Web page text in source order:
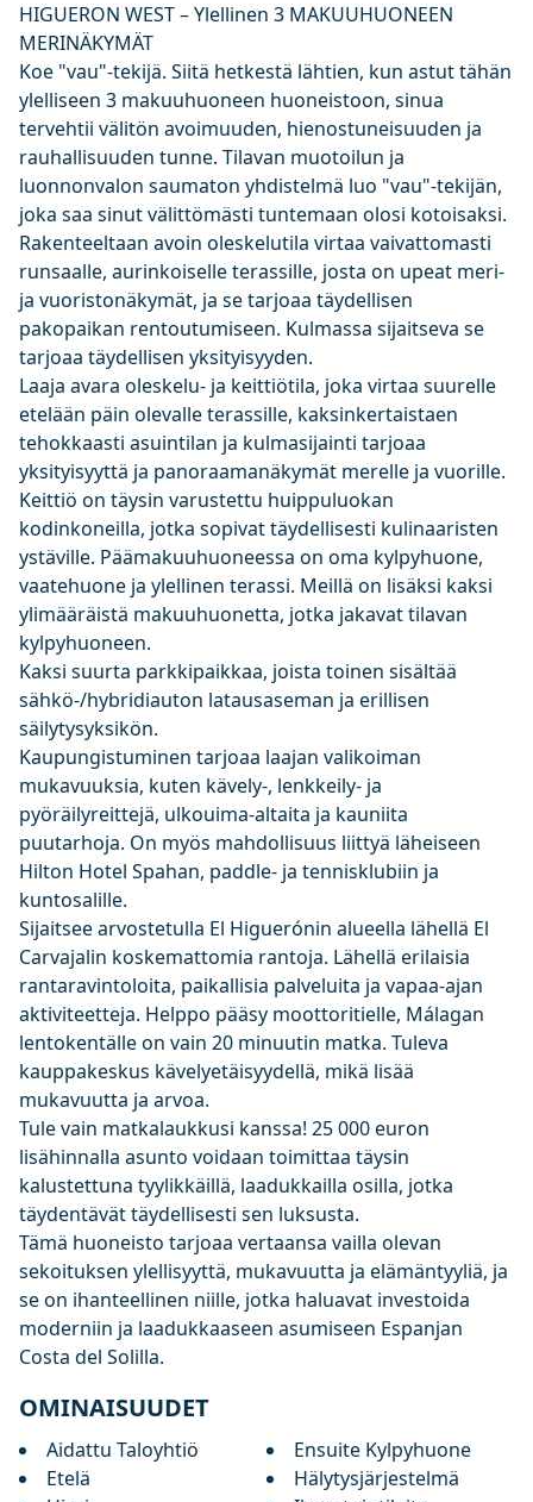
HIGUERON WEST – Ylellinen 3 MAKUUHUONEEN
MERINÄKYMÄT
Koe "vau"-tekijä. Siitä hetkestä lähtien, kun astut tähän
ylelliseen 3 makuuhuoneen huoneistoon, sinua
tervehtii välitön avoimuuden, hienostuneisuuden ja
rauhallisuuden tunne. Tilavan muotoilun ja
luonnonvalon saumaton yhdistelmä luo "vau"-tekijän,
joka saa sinut välittömästi tuntemaan olosi kotoisaksi.
Rakenteeltaan avoin oleskelutila virtaa vaivattomasti
runsaalle, aurinkoiselle terassille, josta on upeat meri-
ja vuoristonäkymät, ja se tarjoaa täydellisen
pakopaikan rentoutumiseen. Kulmassa sijaitseva se
tarjoaa täydellisen yksityisyyden.
Laaja avara oleskelu- ja keittiötila, joka virtaa suurelle
etelään päin olevalle terassille, kaksinkertaistaen
tehokkaasti asuintilan ja kulmasijainti tarjoaa
yksityisyyttä ja panoraamanäkymät merelle ja vuorille.
Keittiö on täysin varustettu huippuluokan
kodinkoneilla, jotka sopivat täydellisesti kulinaaristen
ystäville. Päämakuuhuoneessa on oma kylpyhuone,
vaatehuone ja ylellinen terassi. Meillä on lisäksi kaksi
ylimääräistä makuuhuonetta, jotka jakavat tilavan
kylpyhuoneen.
Kaksi suurta parkkipaikkaa, joista toinen sisältää
sähkö-/hybridiauton latausaseman ja erillisen
säilytysyksikön.
Kaupungistuminen tarjoaa laajan valikoiman
mukavuuksia, kuten kävely-, lenkkeily- ja
pyöräilyreittejä, ulkouima-altaita ja kauniita
puutarhoja. On myös mahdollisuus liittyä läheiseen
Hilton Hotel Spahan, paddle- ja tennisklubiin ja
kuntosalille.
Sijaitsee arvostetulla El Higuerónin alueella lähellä El
Carvajalin koskemattomia rantoja. Lähellä erilaisia
rantaravintoloita, paikallisia palveluita ja vapaa-ajan
aktiviteetteja. Helppo pääsy moottoritielle, Málagan
lentokentälle on vain 20 minuutin matka. Tuleva
kauppakeskus kävelyetäisyydellä, mikä lisää
mukavuutta ja arvoa.
Tule vain matkalaukkusi kanssa! 25 000 euron
lisähinnalla asunto voidaan toimittaa täysin
kalustettuna tyylikkäillä, laadukkailla osilla, jotka
täydentävät täydellisesti sen luksusta.
Tämä huoneisto tarjoaa vertaansa vailla olevan
sekoituksen ylellisyyttä, mukavuutta ja elämäntyyliä, ja
se on ihanteellinen niille, jotka haluavat investoida
moderniin ja laadukkaaseen asumiseen Espanjan
Costa del Solilla.
OMINAISUUDET
Aidattu Taloyhtiö
Ensuite Kylpyhuone
Etelä
Hälytysjärjestelmä